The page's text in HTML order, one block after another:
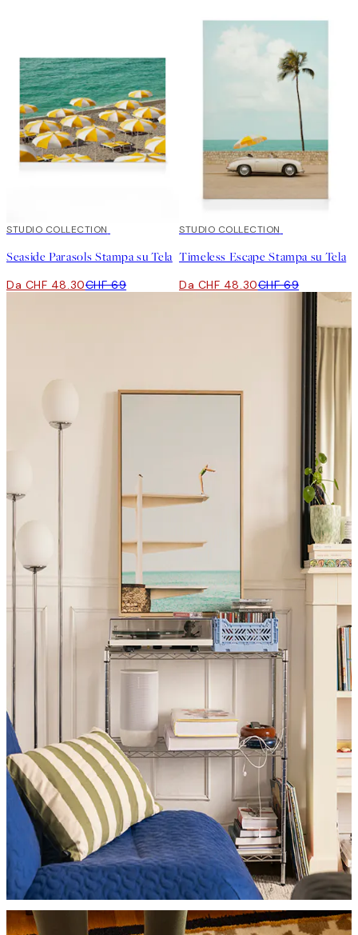
30%*
STUDIO COLLECTION
Seaside Parasols Stampa su Tela
Da CHF 48.30CHF 69
30%*
STUDIO COLLECTION
Timeless Escape Stampa su Tela
Da CHF 48.30CHF 69